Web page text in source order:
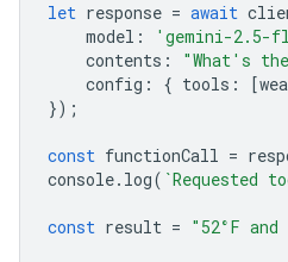
let response = await
model : 'gemini-2.5-
contents : "What's
config : { tools : [
});
const functionCall =
console. log( `Requested
const result = "52°F